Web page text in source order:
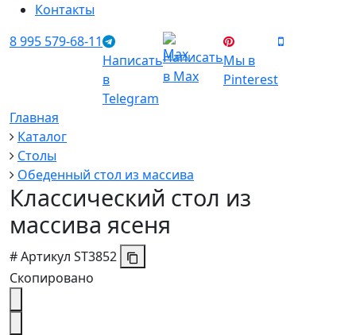
Контакты
8 995 579-68-11
Написать
в
Telegram
Написать
в Max
Мы в
Pinterest
Главная
Каталог
Столы
Обеденный стол из массива
Классический стол из
массива ясеня
#Артикул ST3852
Скопировано